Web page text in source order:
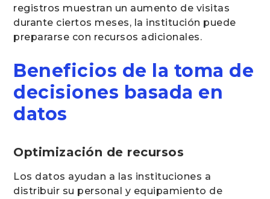
registros muestran un aumento de visitas
durante ciertos meses, la institución puede
prepararse con recursos adicionales.
Beneficios de la toma de
decisiones basada en
datos
Optimización de recursos
Los datos ayudan a las instituciones a
distribuir su personal y equipamiento de